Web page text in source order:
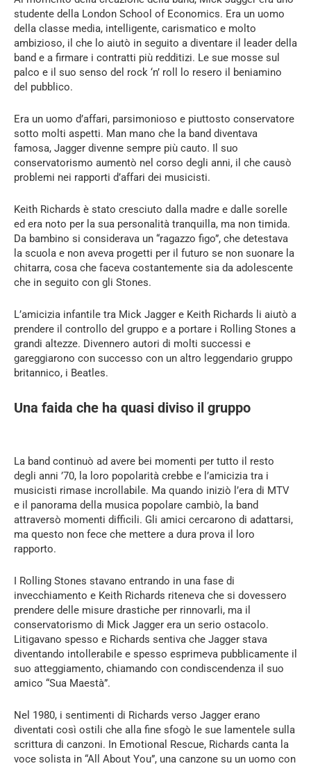
studente della London School of Economics. Era un uomo
della classe media, intelligente, carismatico e molto
ambizioso, il che lo aiutò in seguito a diventare il leader della
band e a firmare i contratti più redditizi. Le sue mosse sul
palco e il suo senso del rock ‘n’ roll lo resero il beniamino
del pubblico.
Era un uomo d’affari, parsimonioso e piuttosto conservatore
sotto molti aspetti. Man mano che la band diventava
famosa, Jagger divenne sempre più cauto. Il suo
conservatorismo aumentò nel corso degli anni, il che causò
problemi nei rapporti d’affari dei musicisti.
Keith Richards è stato cresciuto dalla madre e dalle sorelle
ed era noto per la sua personalità tranquilla, ma non timida.
Da bambino si considerava un “ragazzo figo”, che detestava
la scuola e non aveva progetti per il futuro se non suonare la
chitarra, cosa che faceva costantemente sia da adolescente
che in seguito con gli Stones.
L’amicizia infantile tra Mick Jagger e Keith Richards li aiutò a
prendere il controllo del gruppo e a portare i Rolling Stones a
grandi altezze. Divennero autori di molti successi e
gareggiarono con successo con un altro leggendario gruppo
britannico, i Beatles.
Una faida che ha quasi diviso il gruppo
La band continuò ad avere bei momenti per tutto il resto
degli anni ’70, la loro popolarità crebbe e l’amicizia tra i
musicisti rimase incrollabile. Ma quando iniziò l’era di MTV
e il panorama della musica popolare cambiò, la band
attraversò momenti difficili. Gli amici cercarono di adattarsi,
ma questo non fece che mettere a dura prova il loro
rapporto.
I Rolling Stones stavano entrando in una fase di
invecchiamento e Keith Richards riteneva che si dovessero
prendere delle misure drastiche per rinnovarli, ma il
conservatorismo di Mick Jagger era un serio ostacolo.
Litigavano spesso e Richards sentiva che Jagger stava
diventando intollerabile e spesso esprimeva pubblicamente il
suo atteggiamento, chiamando con condiscendenza il suo
amico “Sua Maestà”.
Nel 1980, i sentimenti di Richards verso Jagger erano
diventati così ostili che alla fine sfogò le sue lamentele sulla
scrittura di canzoni. In Emotional Rescue, Richards canta la
voce solista in “All About You”, una canzone su un uomo con